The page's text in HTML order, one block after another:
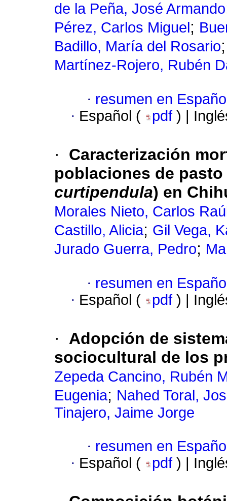
de la Peña, José Armando
Pérez, Carlos Miguel ;
Badillo, María del Rosario
Martínez-Rojero, Rubén
· resumen en
· Español ( pdf ) |
·
Caracterización
poblaciones de
curtipendula) en
Morales Nieto, Carlos
Castillo, Alicia; Gil Vega,
Jurado Guerra, Pedro;
· resumen en
· Español ( pdf ) |
·
Adopción de
sociocultural de los
Zepeda Cancino, Rubén
Eugenia; Nahed Toral,
Tinajero, Jaime Jorge
· resumen en
· Español ( pdf ) |